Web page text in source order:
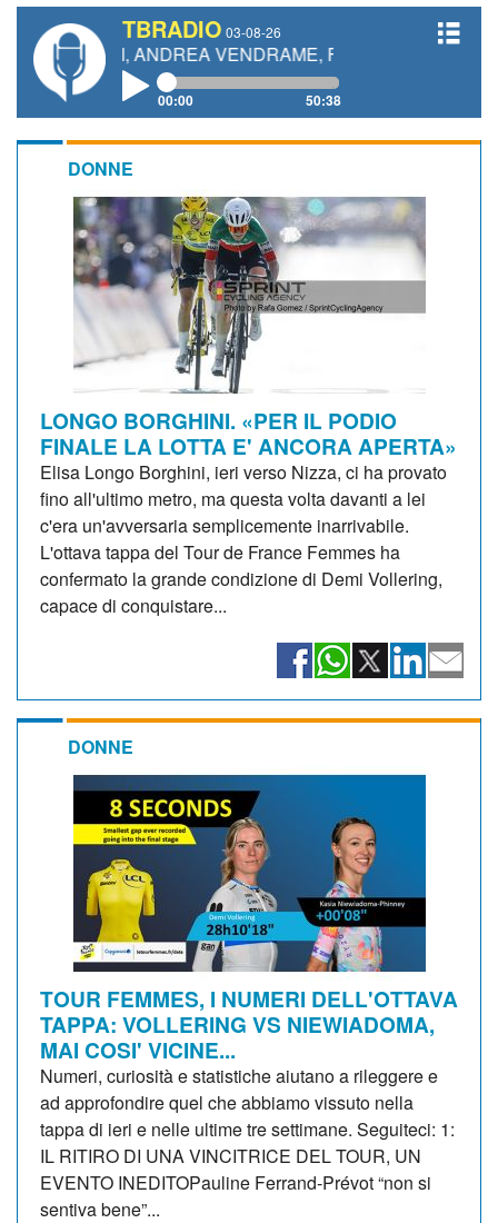
TBRADIO 03-08-26
ANDREA VENDRAME, FILIPPO FIORELLI
00:00 50:38
DONNE
LONGO BORGHINI. «PER IL PODIO
FINALE LA LOTTA E' ANCORA APERTA»
Elisa Longo Borghini, ieri verso Nizza, ci ha provato
fino all'ultimo metro, ma questa volta davanti a lei
c'era un'avversaria semplicemente inarrivabile.
L'ottava tappa del Tour de France Femmes ha
confermato la grande condizione di Demi Vollering,
capace di conquistare...
DONNE
TOUR FEMMES, I NUMERI DELL'OTTAVA
TAPPA: VOLLERING VS NIEWIADOMA,
MAI COSI' VICINE...
Numeri, curiosità e statistiche aiutano a rileggere e
ad approfondire quel che abbiamo vissuto nella
tappa di ieri e nelle ultime tre settimane. Seguiteci: 1:
IL RITIRO DI UNA VINCITRICE DEL TOUR, UN
EVENTO INEDITOPauline Ferrand-Prévot “non si
sentiva bene”...